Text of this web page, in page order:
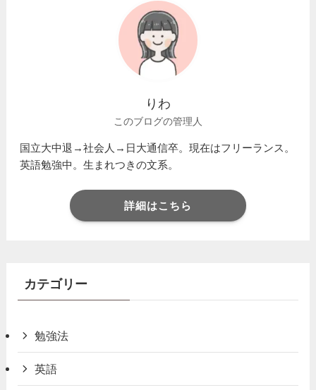
りわ
このブログの管理人
国立大中退→社会人→日大通信卒。現在はフリーランス。
英語勉強中。生まれつきの文系。
詳細はこちら
カテゴリー
勉強法
英語